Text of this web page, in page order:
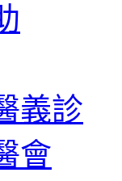
義診
會